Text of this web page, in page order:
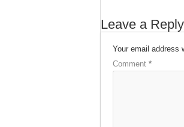
Leave a Reply
Your email address
Comment *